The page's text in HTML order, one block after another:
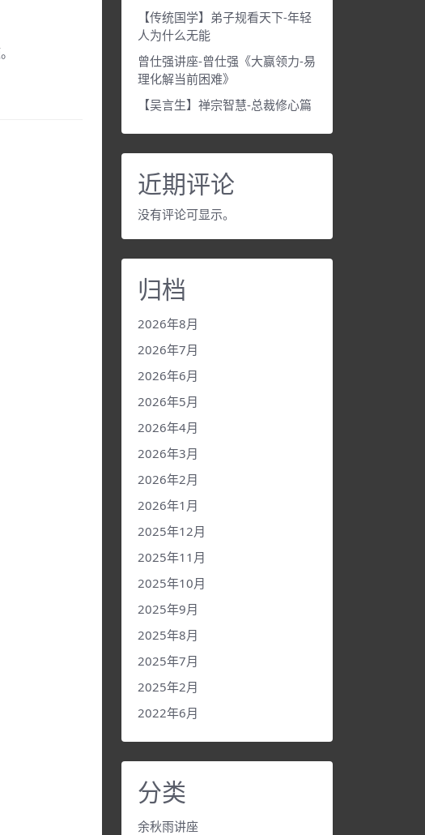
【传统国学】弟子规看天下-年轻
人为什么无能
曾仕强讲座-曾仕强《大赢领力-易
理化解当前困难》
【吴言生】禅宗智慧-总裁修心篇
近期评论
没有评论可显示。
归档
2026年8月
2026年7月
2026年6月
2026年5月
2026年4月
2026年3月
2026年2月
2026年1月
2025年12月
2025年11月
2025年10月
2025年9月
2025年8月
2025年7月
2025年2月
2022年6月
分类
余秋雨讲座